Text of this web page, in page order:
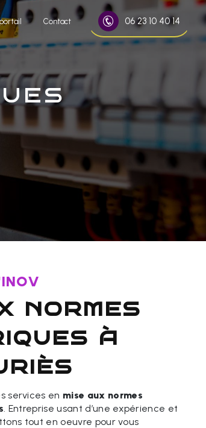
Contact 06 23 10 40 14
à
services en mise aux normes
. Entreprise usant d’une expérience et
tout en oeuvre pour vous